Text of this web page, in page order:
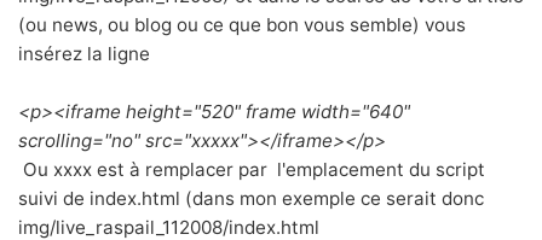
(ou news, ou blog ou ce que bon vous semble) vous
insérez la ligne
<p><iframe height="520" frame width="640"
scrolling="no" src="xxxxx"></iframe></p>
Ou xxxx est à remplacer par l'emplacement du script
suivi de index.html (dans mon exemple ce serait donc
img/live_raspail_112008/index.html